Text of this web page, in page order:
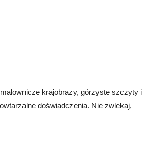
krajobrazy, górzyste szczyty i
doświadczenia. Nie zwlekaj,